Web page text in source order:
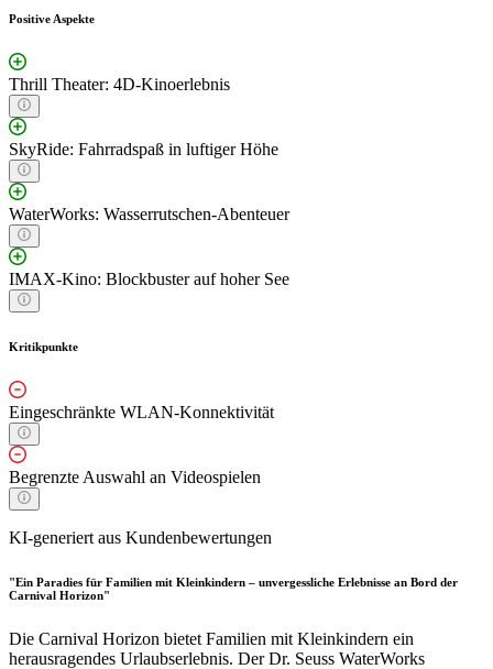
Positive Aspekte
Thrill Theater: 4D-Kinoerlebnis
SkyRide: Fahrradspaß in luftiger Höhe
WaterWorks: Wasserrutschen-Abenteuer
IMAX-Kino: Blockbuster auf hoher See
Kritikpunkte
Eingeschränkte WLAN-Konnektivität
Begrenzte Auswahl an Videospielen
KI-generiert aus Kundenbewertungen
"Ein Paradies für Familien mit Kleinkindern – unvergessliche Erlebnisse an Bord der
Carnival Horizon"
Die Carnival Horizon bietet Familien mit Kleinkindern ein
herausragendes Urlaubserlebnis. Der Dr. Seuss WaterWorks